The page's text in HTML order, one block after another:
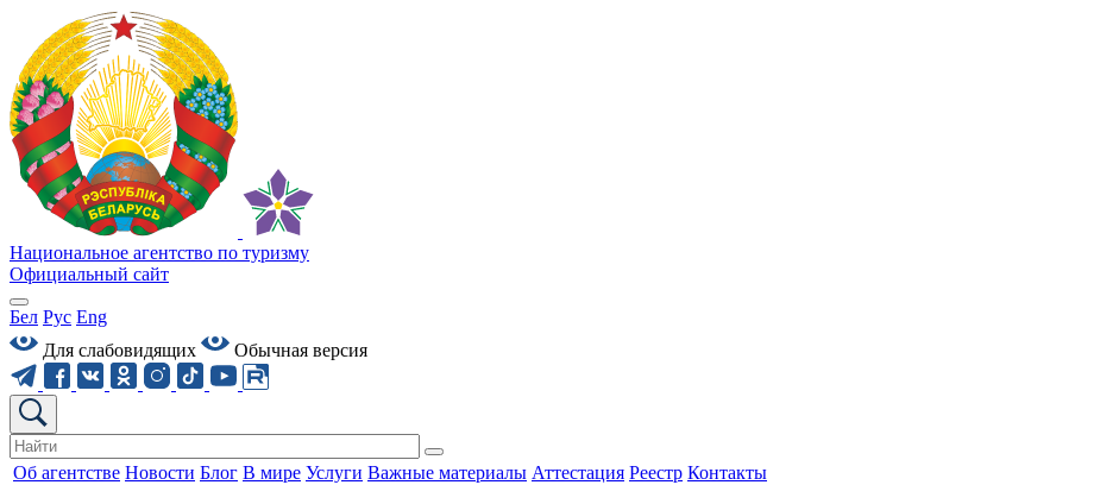
Национальное агентство по туризму
Официальный сайт
Бел Рус Eng
Для слабовидящих
Обычная версия
Об агентстве Новости Блог В мире Услуги Важные материалы Аттестация Реестр Контакты